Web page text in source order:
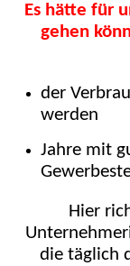
Es hätte für
gehen
der
werden
Jahre mit
Hier
die täglich